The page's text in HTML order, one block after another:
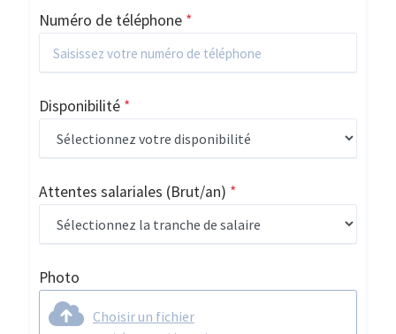
Numéro de téléphone *
Disponibilité *
Attentes salariales (Brut/an) *
Photo
Choisir un fichier